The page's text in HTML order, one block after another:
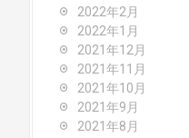
2022年2月
2022年1月
2021年12月
2021年11月
2021年10月
2021年9月
2021年8月